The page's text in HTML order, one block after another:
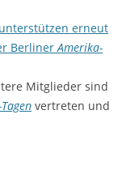
unterstützen erneut
BerlinerAmerika-
Mitglieder sind
vertreten und